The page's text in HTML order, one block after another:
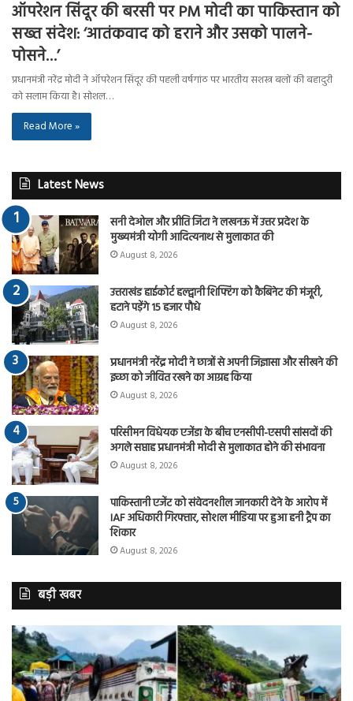
ऑपरेशन सिंदूर की बरसी पर PM मोदी का पाकिस्तान को
सख्त संदेश: ‘आतंकवाद को हराने और उसको पालने-
पोसने…’
प्रधानमंत्री नरेंद्र मोदी ने ऑपरेशन सिंदूर की पहली वर्षगांठ पर भारतीय सशस्त्र बलों की बहादुरी
को सलाम किया है। सोशल…
Read More »
Latest News
सनी देओल और प्रीति जिंटा ने लखनऊ में उत्तर प्रदेश के
मुख्यमंत्री योगी आदित्यनाथ से मुलाकात की
August 8, 2026
उत्तराखंड हाईकोर्ट हल्द्वानी शिफ्टिंग को कैबिनेट की मंजूरी,
हटाने पड़ेंगे 15 हजार पौधे
August 8, 2026
प्रधानमंत्री नरेंद्र मोदी ने छात्रों से अपनी जिज्ञासा और सीखने की
इच्छा को जीवित रखने का आग्रह किया
August 8, 2026
परिसीमन विधेयक एजेंडा के बीच एनसीपी-एसपी सांसदों की
अगले सप्ताह प्रधानमंत्री मोदी से मुलाकात होने की संभावना
August 8, 2026
पाकिस्तानी एजेंट को संवेदनशील जानकारी देने के आरोप में
IAF अधिकारी गिरफ्तार, सोशल मीडिया पर हुआ हनी ट्रैप का
शिकार
August 8, 2026
बड़ी खबर